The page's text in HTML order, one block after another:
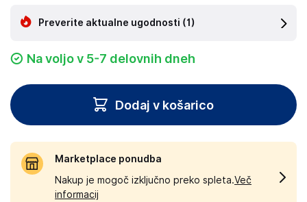
Preverite aktualne ugodnosti (1)
Na voljo v 5-7 delovnih dneh
Dodaj v košarico
Marketplace ponudba
Nakup je mogoč izključno preko spleta.Več
informacij